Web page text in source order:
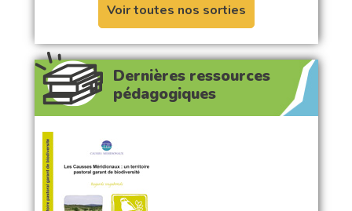
Voir toutes nos sorties
Dernières ressources
pédagogiques